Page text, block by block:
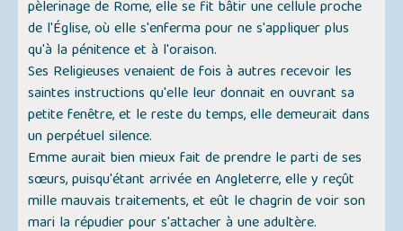
pèlerinage de Rome, elle se fit bâtir une cellule proche
de l'Église, où elle s'enferma pour ne s'appliquer plus
qu'à la pénitence et à l'oraison.
Ses Religieuses venaient de fois à autres recevoir les
saintes instructions qu'elle leur donnait en ouvrant sa
petite fenêtre, et le reste du temps, elle demeurait dans
un perpétuel silence.
Emme aurait bien mieux fait de prendre le parti de ses
sœurs, puisqu'étant arrivée en Angleterre, elle y reçût
mille mauvais traitements, et eût le chagrin de voir son
mari la répudier pour s'attacher à une adultère.